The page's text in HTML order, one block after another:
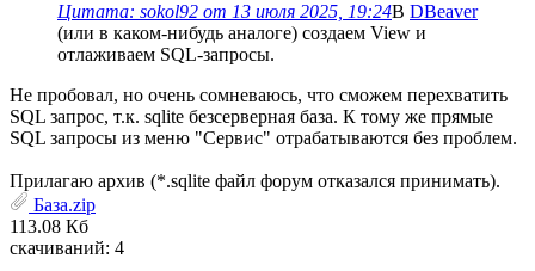
Цитата: sokol92 от 13 июля 2025, 19:24В DBeaver
(или в каком-нибудь аналоге) создаем View и
отлаживаем SQL-запросы.
Не пробовал, но очень сомневаюсь, что сможем перехватить
SQL запрос, т.к. sqlite безсерверная база. К тому же прямые
SQL запросы из меню "Сервис" отрабатываются без проблем.
Прилагаю архив (*.sqlite файл форум отказался принимать).
База.zip
113.08 Кб
скачиваний: 4